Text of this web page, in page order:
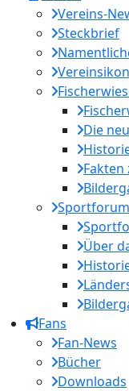
Vereins-
Steckbrief
Die
Fakten
Sportforum
Über
Fans
Fan-News
Bücher
Downloads